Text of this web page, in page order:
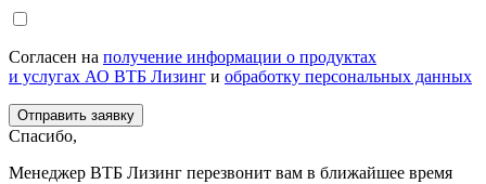
Согласен на получение информации о продуктах
и услугах АО ВТБ Лизинг и обработку персональных данных
Спасибо,
Менеджер ВТБ Лизинг перезвонит вам в ближайшее время